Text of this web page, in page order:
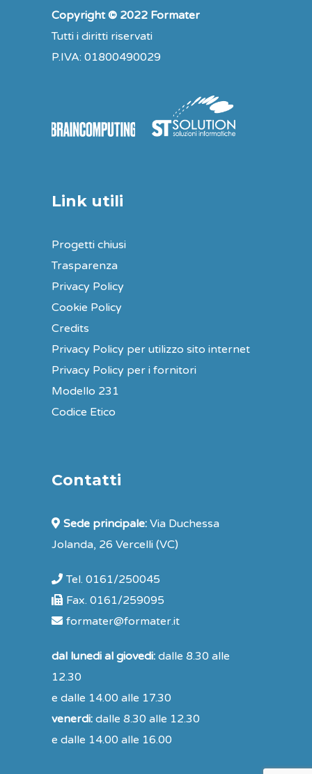
Copyright © 2022 Formater
Tutti i diritti riservati
P.IVA: 01800490029
Link utili
Progetti chiusi
Trasparenza
Privacy Policy
Cookie Policy
Credits
Privacy Policy per utilizzo sito internet
Privacy Policy per i fornitori
Modello 231
Codice Etico
Contatti
Sede principale: Via Duchessa
Jolanda, 26 Vercelli (VC)
Tel. 0161/250045
Fax. 0161/259095
formater@formater.it
dal lunedi al giovedi: dalle 8.30 alle
12.30
e dalle 14.00 alle 17.30
venerdi: dalle 8.30 alle 12.30
e dalle 14.00 alle 16.00